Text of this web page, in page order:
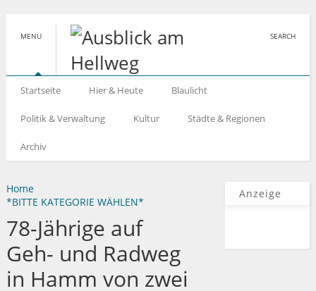
MENU SEARCH
Startseite Hier & Heute Blaulicht
Politik & Verwaltung Kultur Städte & Regionen
Archiv
Home
*BITTE KATEGORIE WÄHLEN*
78-Jährige auf
Geh- und Radweg
in Hamm von zwei
Anzeige